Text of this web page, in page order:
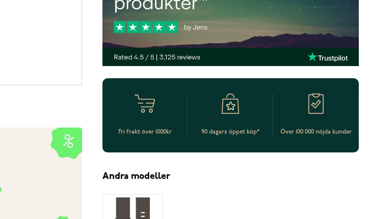
Fri frakt över 1000kr 90 dagars öppet köp* Över 100 000 nöjda kunder
Andra modeller